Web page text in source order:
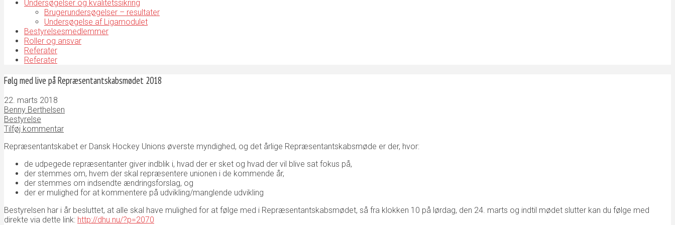
Undersøgelser og kvalitetssikring
Brugerundersøgelser – resultater
Undersøgelse af Ligamodulet
Bestyrelsesmedlemmer
Roller og ansvar
Referater
Referater
Følg med live på Repræsentantskabsmødet 2018
22. marts 2018
Benny Berthelsen
Bestyrelse
Tilføj kommentar
Repræsentantskabet er Dansk Hockey Unions øverste myndighed, og det årlige Repræsentantskabsmøde er der, hvor:
de udpegede repræsentanter giver indblik i, hvad der er sket og hvad der vil blive sat fokus på,
der stemmes om, hvem der skal repræsentere unionen i de kommende år,
der stemmes om indsendte ændringsforslag, og
der er mulighed for at kommentere på udvikling/manglende udvikling
Bestyrelsen har i år besluttet, at alle skal have mulighed for at følge med i Repræsentantskabsmødet, så fra klokken 10 på lørdag, den 24. marts og indtil mødet slutter kan du følge med
direkte via dette link: http://dhu.nu/?p=2070